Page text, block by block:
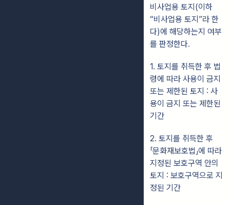
비사업용 토지(이하
“비사업용 토지”라 한
다)에 해당하는지 여부
를 판정한다.
1. 토지를 취득한 후 법
령에 따라 사용이 금지
또는 제한된 토지 : 사
용이 금지 또는 제한된
기간
2. 토지를 취득한 후
「문화재보호법」에 따라
지정된 보호구역 안의
토지 : 보호구역으로 지
정된 기간